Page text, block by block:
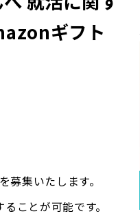
ギフト
募集いたします。
ことが可能です。